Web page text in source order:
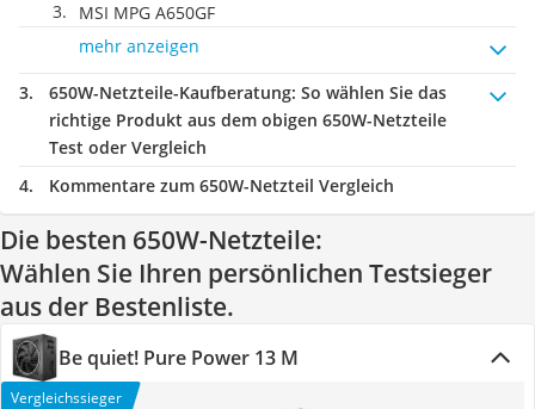
MSI MPG A650GF
mehr anzeigen
650W-Netzteile-Kaufberatung: So wählen Sie das
richtige Produkt aus dem obigen 650W-Netzteile
Test oder Vergleich
Kommentare zum 650W-Netzteil Vergleich
Die besten 650W-Netzteile:
Wählen Sie Ihren persönlichen Testsieger
aus der Bestenliste.
Be quiet! Pure Power 13 M
Vergleichssieger